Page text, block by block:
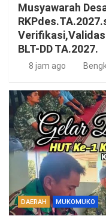
Musyawarah
BLT-DD TA.2027.
8 jam ago
DAERAH MUKOMUKO